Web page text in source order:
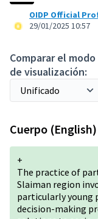
OIDP Official
29/01/2025 10:57
Comparar el modo
de visualización:
Cuerpo (English)
+
The practice of
Slaiman region
particularly young
decision-making